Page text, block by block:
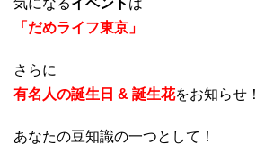
「だめライフ東京」
さらに
有名人の誕生日 & 誕生花をお知らせ！
あなたの豆知識の一つとして！